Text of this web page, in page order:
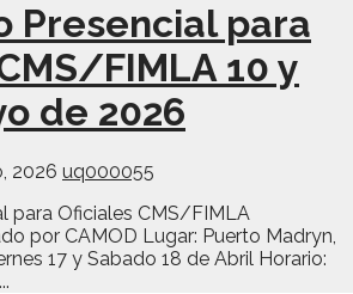
Presencial para
FIMLA 10 y
de 2026
2026 uq000055
para Oficiales CMS/FIMLA
por CAMOD Lugar: Puerto Madryn,
17 y Sabado 18 de Abril Horario: